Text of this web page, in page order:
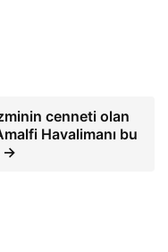
cenneti olan
Havalimanı bu
→